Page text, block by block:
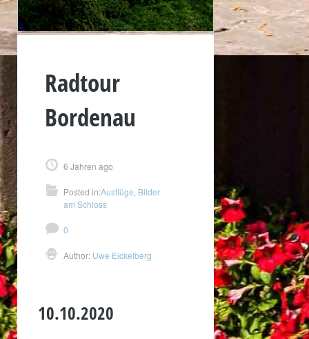
Radtour
Bordenau
6 Jahren ago
Posted in:Ausflüge Bilder
am Schloss
0
Author: Uwe Eickelberg
10.10.2020